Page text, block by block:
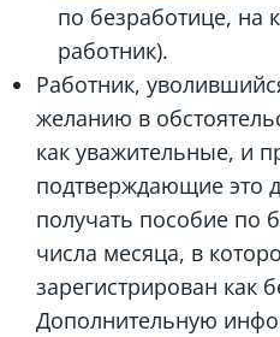
по безработице, на
работник).
Работник,
желанию в
как уважительные, и
подтверждающие это
получать пособие по
числа месяца, в
зарегистрирован как
Дополнительную